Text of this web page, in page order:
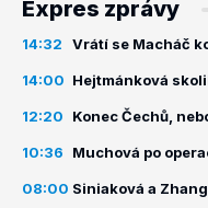
Expres zprávy
14:32 Vrátí se Macháč
14:00 Hejtmánková
12:20 Konec Čechů,
10:36 Muchová po
08:00 Siniaková a